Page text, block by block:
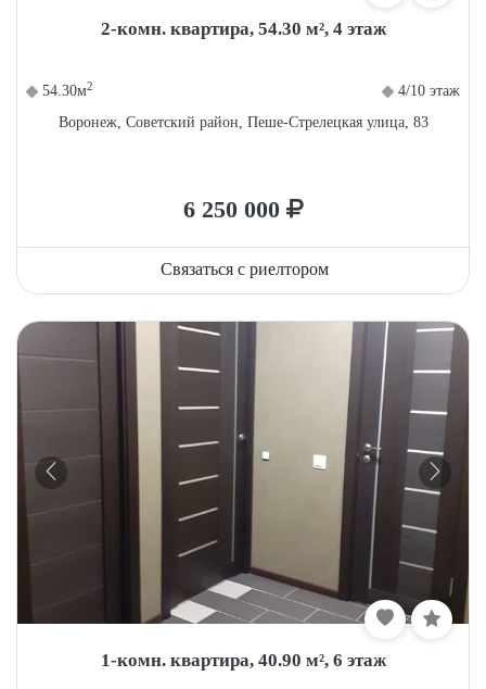
2-комн. квартира, 54.30 м², 4 этаж
54.30м2
4/10 этаж
Воронеж, Советский район, Пеше-Стрелецкая улица, 83
6 250 000
Связаться с риелтором
1-комн. квартира, 40.90 м², 6 этаж